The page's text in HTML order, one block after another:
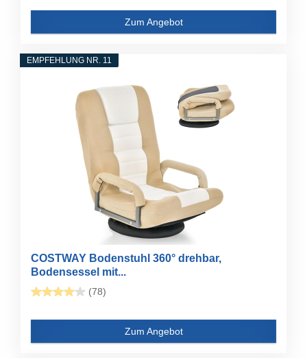
Zum Angebot
EMPFEHLUNG NR. 11
COSTWAY Bodenstuhl 360° drehbar,
Bodensessel mit...
(78)
Zum Angebot